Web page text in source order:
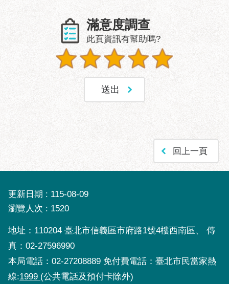
園
地
便
民
挖
資
訊
聯
發
包
心
獎
勵
補
滿意度調查
此頁資訊有幫助嗎?
回上一頁
更新日期
115-08-09
瀏覽人次
1520
地址：110204 臺北市信義區市府路1號4樓西南區、 傳
真：02-27596990
本局電話：02-27208889 免付費電話：臺北市民當家熱
線:1999 (公共電話及預付卡除外)